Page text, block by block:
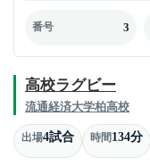
番号 3
高校ラグビー
流通経済大学柏高校
出場4試合 時間134分